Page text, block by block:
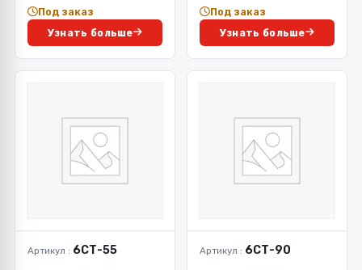
Под заказ
Узнать больше
Под заказ
Узнать больше
Артикул : 6СТ-55 Артикул : 6СТ-90